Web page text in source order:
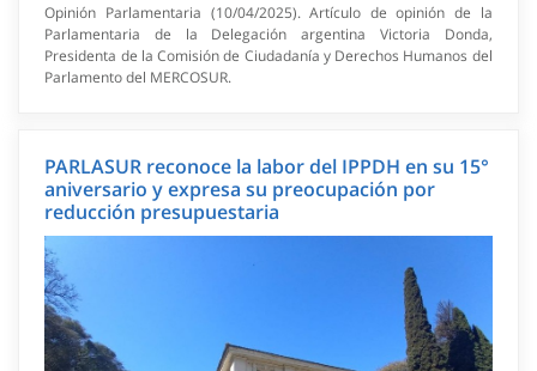
Opinión Parlamentaria (10/04/2025). Artículo de opinión de la
Parlamentaria de la Delegación argentina Victoria Donda,
Presidenta de la Comisión de Ciudadanía y Derechos Humanos del
Parlamento del MERCOSUR.
PARLASUR reconoce la labor del IPPDH en su 15°
aniversario y expresa su preocupación por
reducción presupuestaria